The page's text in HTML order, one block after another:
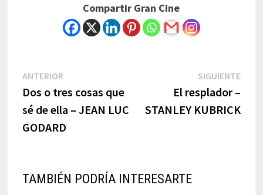
Compartir Gran Cine
Navegación
de
entradas
ANTERIOR
post:
Dos o tres cosas que
sé de ella – JEAN LUC
GODARD
SIGUIENTENext
post:
El resplador –
STANLEY KUBRICK
TAMBIÉN PODRÍA INTERESARTE